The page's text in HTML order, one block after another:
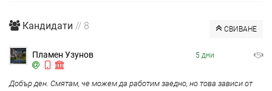
Кандидати // 8 СВИВАНЕ
Пламен Узунов
Добър ден. Смятам, че можем да работим заедно, но това зависи от
5 дни